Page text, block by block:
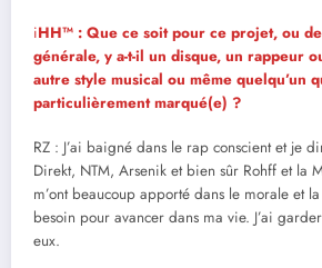
iHH™ : Que ce soit pour ce projet, ou
générale, y a-t-il un disque, un rappeur
autre style musical ou même quelqu’un
particulièrement marqué(e) ?
RZ : J’ai baigné dans le rap conscient et je
Direkt, NTM, Arsenik et bien sûr Rohff et la
m’ont beaucoup apporté dans le morale et
besoin pour avancer dans ma vie. J’ai
eux.